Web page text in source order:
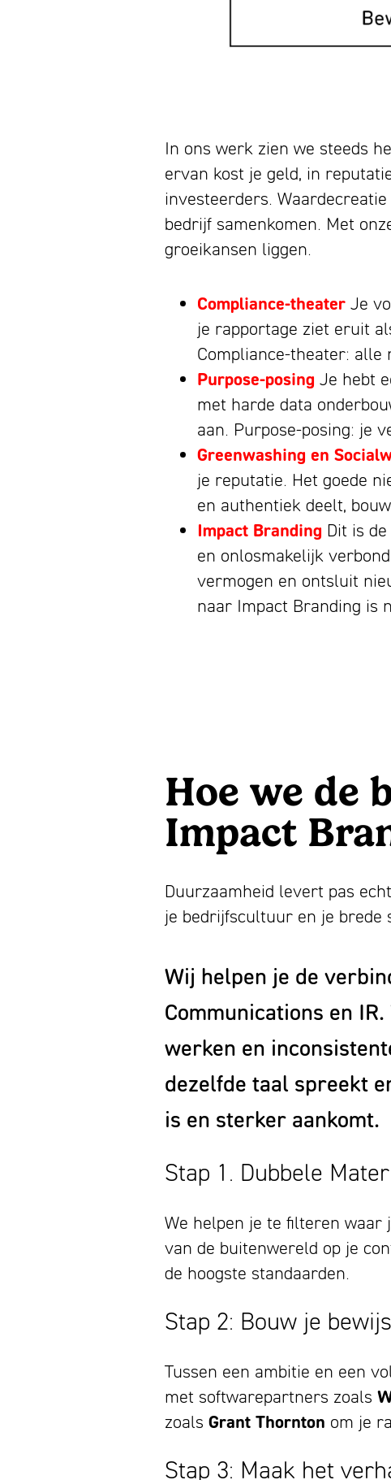
In ons werk zien we steeds
ervan kost je geld, in
investeerders.
bedrijf samenkomen. Met
groeikansen liggen.
Compliance-theater Je
je rapportage ziet eruit
Compliance-theater:
Purpose-posing Je hebt
met harde data
aan. Purpose-posing: je
Greenwashing en
je reputatie. Het goede
en authentiek deelt,
Impact Branding Dit is
en onlosmakelijk
vermogen en ontsluit
naar Impact Branding is
Hoe we de
Impact
Duurzaamheid levert pas
je bedrijfscultuur en je brede
Wij helpen je de
Communications en
werken en
dezelfde taal spreekt
is en sterker aankomt.
Stap 1. Dubbele
We helpen je te filteren waar
van de buitenwereld op je
de hoogste standaarden.
Stap 2: Bouw je
Tussen een ambitie en een
met softwarepartners zoals
zoals Grant Thornton om je
Stap 3: Maak het